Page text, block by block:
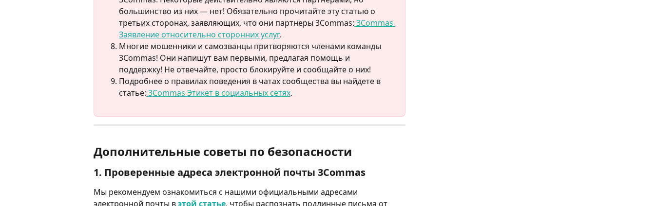
большинство из них — нет! Обязательно прочитайте эту статью о
третьих сторонах, заявляющих, что они партнеры 3Commas: 3Commas
Заявление относительно сторонних услуг.
Многие мошенники и самозванцы притворяются членами команды
3Commas! Они напишут вам первыми, предлагая помощь и
поддержку! Не отвечайте, просто блокируйте и сообщайте о них!
Подробнее о правилах поведения в чатах сообщества вы найдете в
статье: 3Commas Этикет в социальных сетях.
Дополнительные советы по безопасности
1. Проверенные адреса электронной почты 3Commas
Мы рекомендуем ознакомиться с нашими официальными адресами
электронной почты в этой статье, чтобы распознать подлинные письма от